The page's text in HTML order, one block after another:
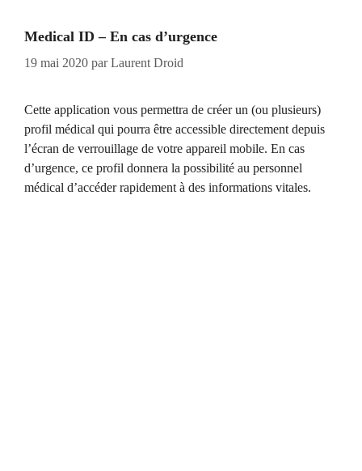
Medical ID – En cas d’urgence
19 mai 2020 parLaurent Droid
Cette application vous permettra de créer un (ou plusieurs)
profil médical qui pourra être accessible directement depuis
l’écran de verrouillage de votre appareil mobile. En cas
d’urgence, ce profil donnera la possibilité au personnel
médical d’accéder rapidement à des informations vitales.